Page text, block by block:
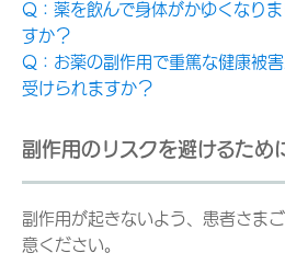
Q ：薬を飲んで身体がかゆくなり
すか？
Q：お薬の副作用で重篤な健康被
受けられますか？
副作用のリスクを避けるため
副作用が起きないよう、患者さま
意ください。